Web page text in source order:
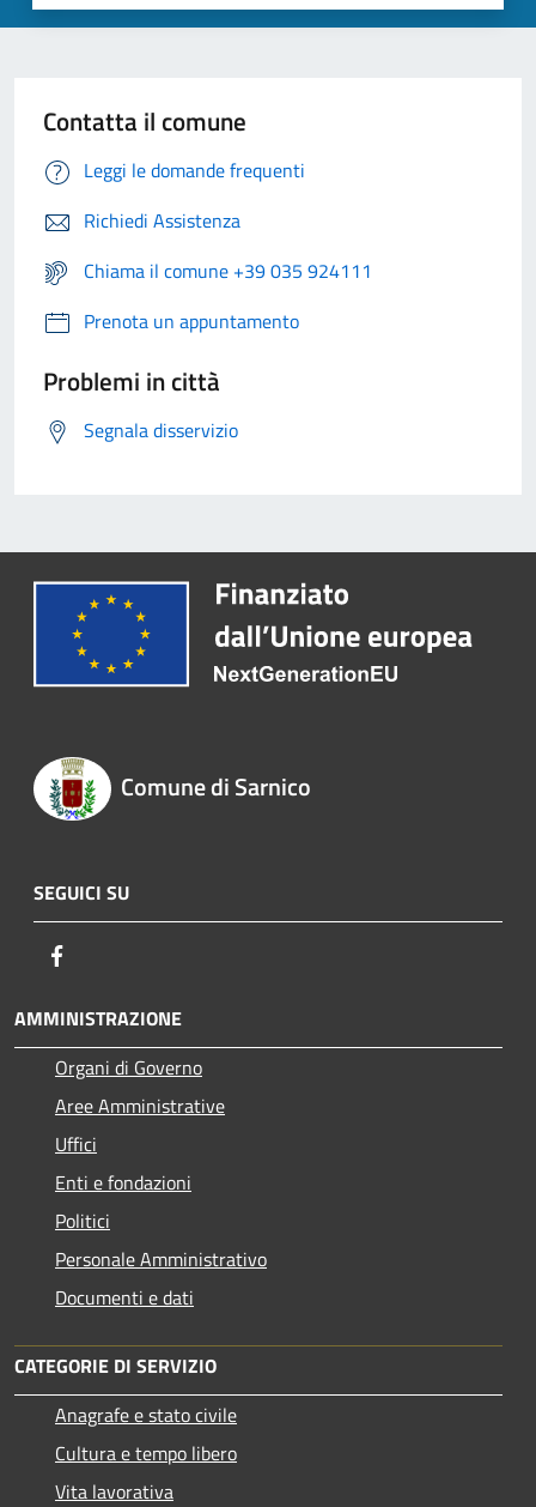
Contatta il comune
Leggi le domande frequenti
Richiedi Assistenza
Chiama il comune +39 035 924111
Prenota un appuntamento
Problemi in città
Segnala disservizio
Comune di Sarnico
SEGUICI SU
AMMINISTRAZIONE
Organi di Governo
Aree Amministrative
Uffici
Enti e fondazioni
Politici
Personale Amministrativo
Documenti e dati
CATEGORIE DI SERVIZIO
Anagrafe e stato civile
Cultura e tempo libero
Vita lavorativa